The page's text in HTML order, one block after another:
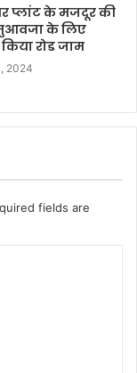
प्लांट के मजदूर की
के लिए
रोड जाम
2024
fields are